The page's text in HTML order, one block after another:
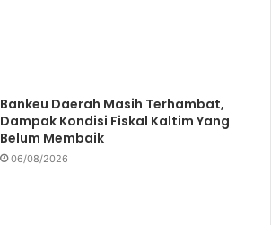
Bankeu Daerah Masih Terhambat,
Dampak Kondisi Fiskal Kaltim Yang
Belum Membaik
06/08/2026